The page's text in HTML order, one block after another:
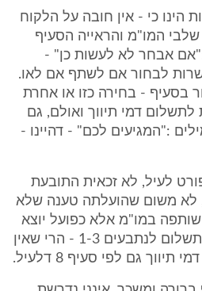
הינו כי - אין חובה על הלקוח
המו"מ והראייה הסעיף
אבחר לא לעשות כן" -
לבחור אם לשתף אם לאו.
בסעיף - בחירה כזו או אחרת
דמי תיווך ואולם, גם
:"המגיעים לכם" - דהיינו -
לעיל, לא זכאית התובעת
לא משום שהועלתה טענה שלא
במו"מ אלא כפועל יוצא
מכך שהקונה לא ביצעה תשלום לנתבעים 1-3 - הרי שאין
גם לפי סעיף 8 דלעיל.